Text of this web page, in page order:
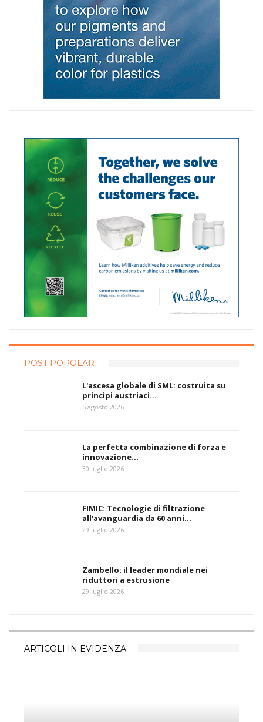
puntare su innovazione, collaborazione e strette relazioni
con i clienti come fattori chiave per il successo.
wh.group/de/
#wh.group#pinterest #GenZGrowth #DigitalGrowth
#InvestorUpdate#printpublication#printmagazine
POST POPOLARI
L'ascesa globale di SML: costruita su
principi austriaci…
5 agosto 2026
La perfetta combinazione di forza e
innovazione…
30 luglio 2026
FIMIC: Tecnologie di filtrazione
all'avanguardia da 60 anni…
29 luglio 2026
Zambello: il leader mondiale nei
riduttori a estrusione
29 luglio 2026
ARTICOLI IN EVIDENZA